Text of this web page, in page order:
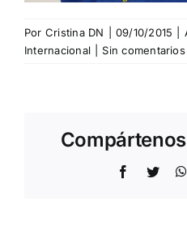
Por Cristina DN 09/10/2015
Internacional
Sin comentarios
Facebook